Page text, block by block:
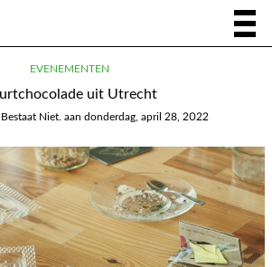
EVENEMENTEN
uit Utrecht
Niet. aan donderdag, april 28, 2022